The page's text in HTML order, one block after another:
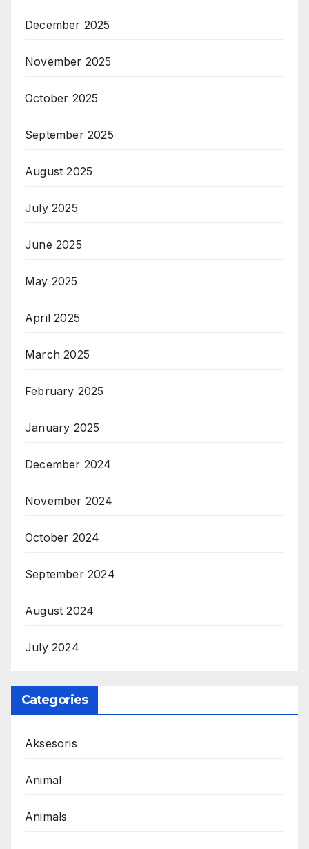
December 2025
November 2025
October 2025
September 2025
August 2025
July 2025
June 2025
May 2025
April 2025
March 2025
February 2025
January 2025
December 2024
November 2024
October 2024
September 2024
August 2024
July 2024
Categories
Aksesoris
Animal
Animals